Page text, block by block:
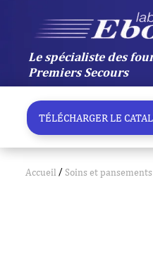
Le spécialiste des
Premiers Secours
TÉLÉCHARGER LE
Accueil / Soins et pansements